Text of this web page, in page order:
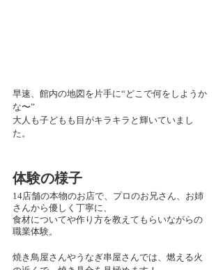
早速、館内の地図を片手に“どこで何をしようか
な〜”
大人も子どもも目がキラキラと輝いていまし
た。
体験の様子
14店舗の本物のお店で、プロのお兄さん、お姉
さんから優しく丁寧に、
食材についてや作り方を教えてもらいながらの
職業体験。
焼き鳥屋さんやうなぎ串屋さんでは、燃える火